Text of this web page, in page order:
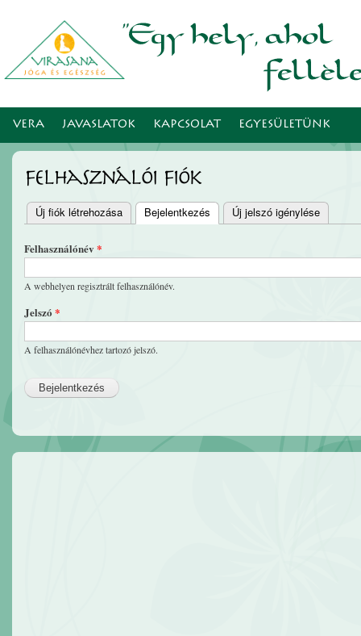
VERA JAVASLATOK KAPCSOLAT EGYESÜLETÜNK
Felhasználói fiók
Elsődleges fülek
Új fiók létrehozása Bejelentkezés (aktív fül)
Új jelszó igénylése
Felhasználónév *
A webhelyen regisztrált felhasználónév.
Jelszó *
A felhasználónévhez tartozó jelszó.